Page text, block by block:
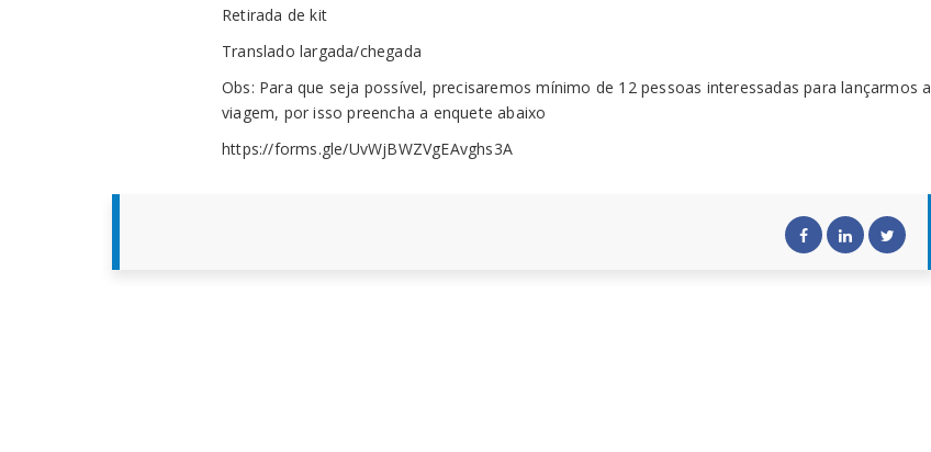
Retirada de kit
Translado largada/chegada
Obs: Para que seja possível, precisaremos mínimo de 12 pessoas interessadas para lançarmos a
viagem, por isso preencha a enquete abaixo
https://forms.gle/UvWjBWZVgEAvghs3A